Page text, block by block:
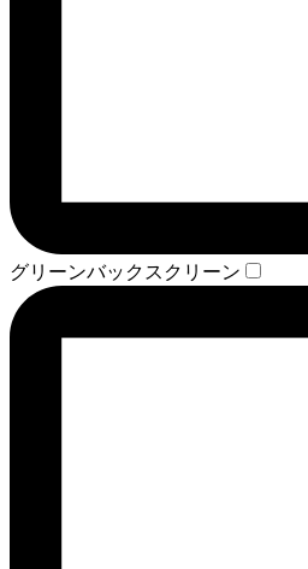
グリーンバックスクリーン